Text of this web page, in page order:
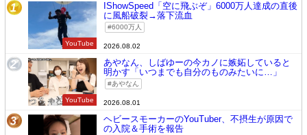
1
YouTube
IShowSpeed「空に飛ぶぞ」6000万人達成の直後
に風船破裂→落下流血
6000万人
2026.08.02
2
YouTube
あやなん、しばゆーの今カノに嫉妬していると
明かす「いつまでも自分のものみたいに…」
あやなん
2026.08.01
3
ヘビースモーカーのYouTuber、不摂生が原因で
の入院＆手術を報告